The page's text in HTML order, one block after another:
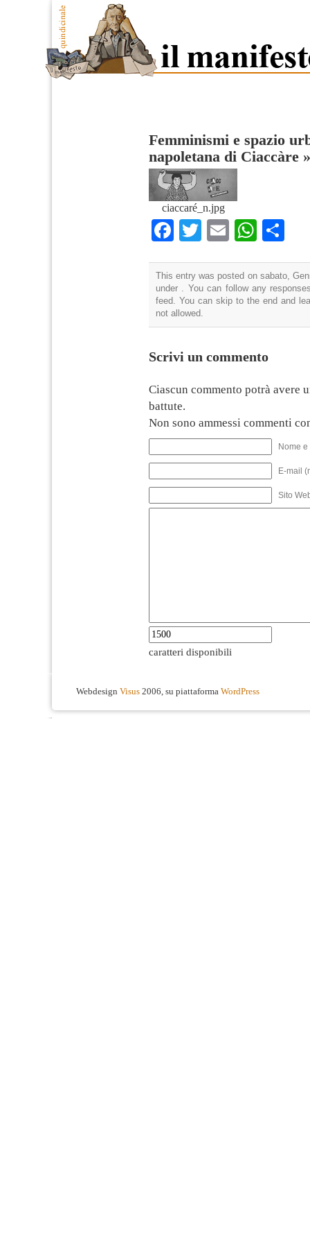
Femminismi e spazio
napoletana di Ciaccàre
ciaccaré_n.jpg
Facebook
TwitterEmail
This entry was posted on sabato,
under . You can follow any
feed. You can skip to the end and
not allowed.
Scrivi un commento
Ciascun commento potrà avere
battute.
Non sono ammessi commenti
Nome
E-mail
Sito
caratteri disponibili
Webdesign Visus 2006, su piattaforma WordPress